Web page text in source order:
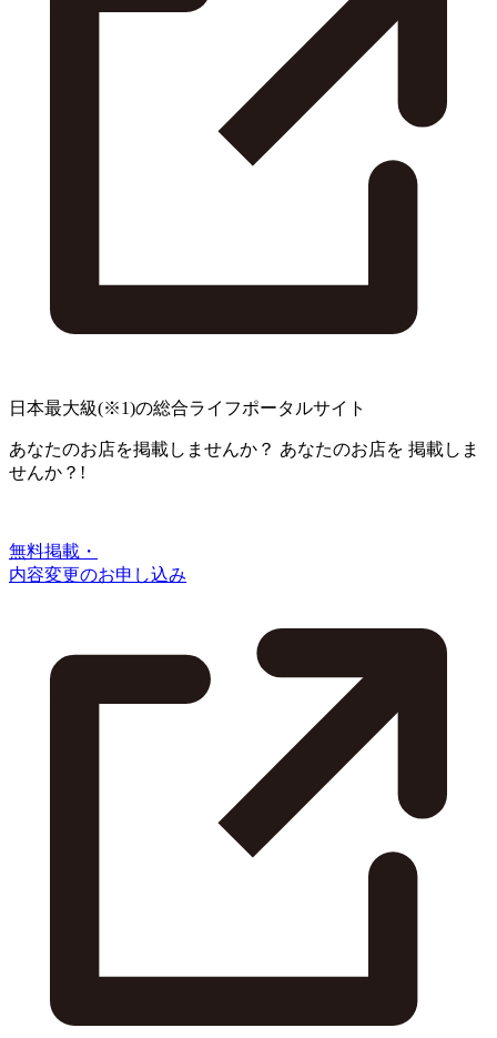
日本最大級(※1)の総合ライフポータルサイト
あなたのお店を掲載しませんか？ あなたのお店を 掲載しま
せんか？!
無料掲載・
内容変更のお申し込み